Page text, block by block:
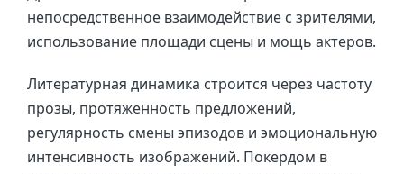
непосредственное взаимодействие с зрителями,
использование площади сцены и мощь актеров.
Литературная динамика строится через частоту
прозы, протяженность предложений,
регулярность смены эпизодов и эмоциональную
интенсивность изображений. Покердом в